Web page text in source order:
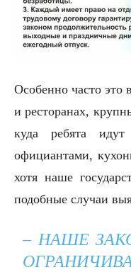
Особенно часто это
и ресторанах,
куда ребята идут
официантами,
хотя наше
подобные случаи
– НАШЕ